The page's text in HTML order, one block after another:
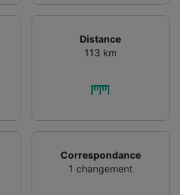
Distance
113 km
Correspondance
1 changement